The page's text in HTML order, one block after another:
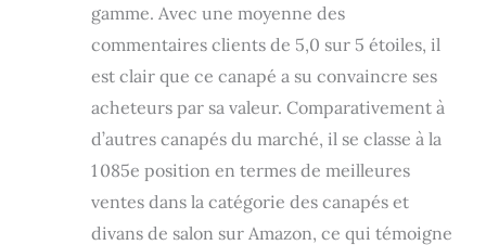
gamme. Avec une moyenne des
commentaires clients de 5,0 sur 5 étoiles, il
est clair que ce canapé a su convaincre ses
acheteurs par sa valeur. Comparativement à
d’autres canapés du marché, il se classe à la
1 085e position en termes de meilleures
ventes dans la catégorie des canapés et
divans de salon sur Amazon, ce qui témoigne